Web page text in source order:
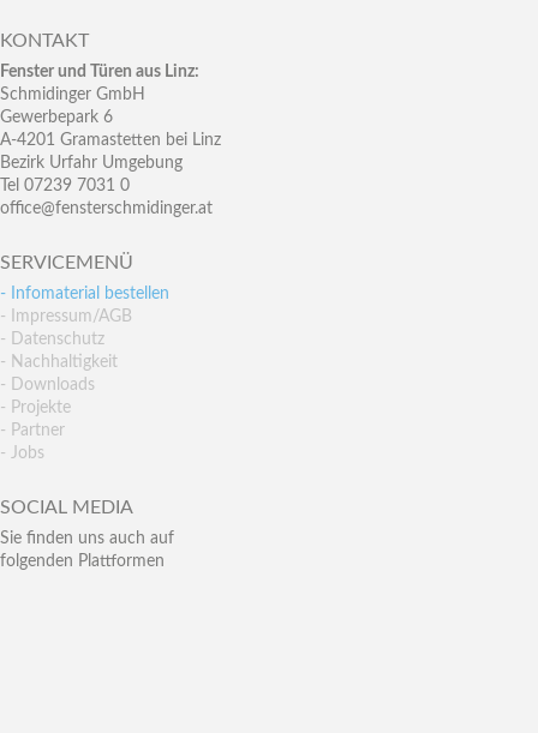
KONTAKT
Fenster und Türen aus Linz:
Schmidinger GmbH
Gewerbepark 6
A-4201 Gramastetten bei Linz
Bezirk Urfahr Umgebung
Tel 07239 7031 0
office@fensterschmidinger.at
SERVICEMENÜ
- Infomaterial bestellen
- Impressum/AGB
- Datenschutz
- Nachhaltigkeit
- Downloads
- Projekte
- Partner
- Jobs
SOCIAL MEDIA
Sie finden uns auch auf
folgenden Plattformen